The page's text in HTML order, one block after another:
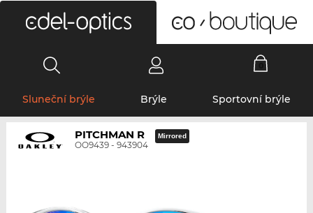
Sluneční brýle Brýle Sportovní brýle
PITCHMAN R
OO9439 - 943904
Mirrored